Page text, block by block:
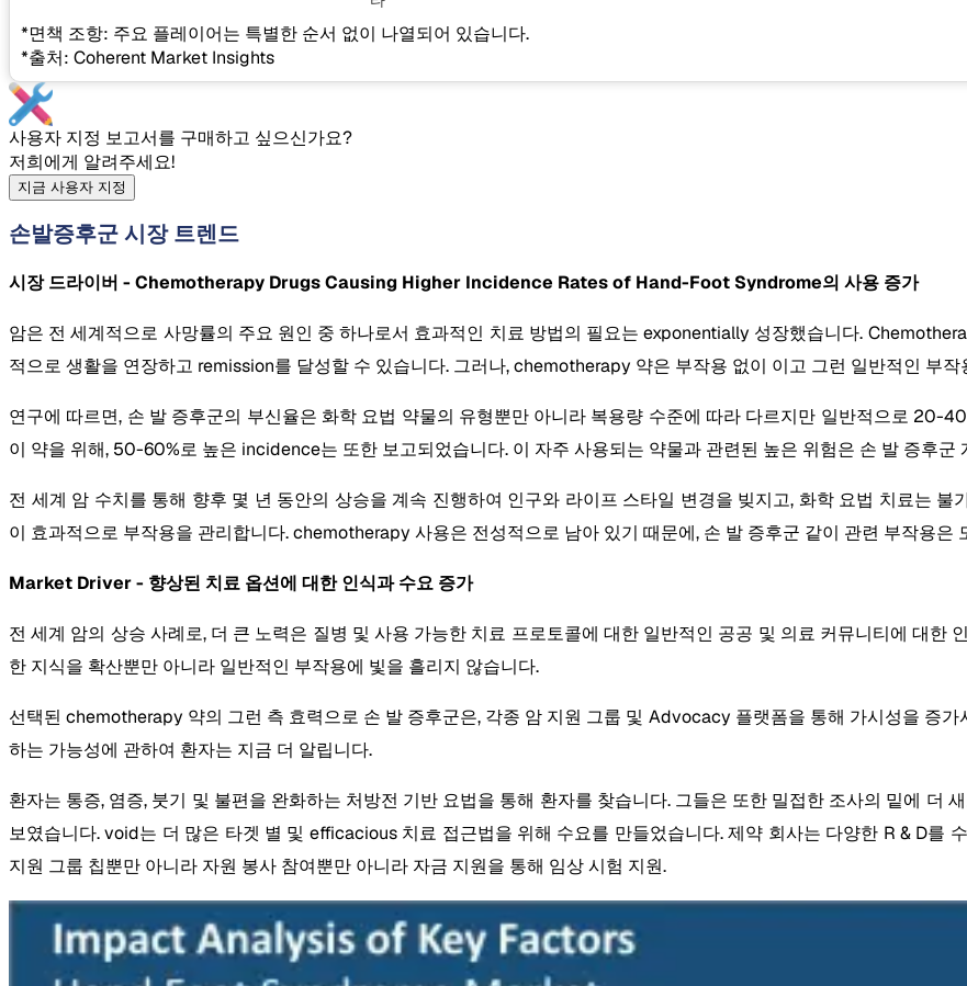
*면책 조항: 주요 플레이어는 특별한 순서 없이 나열되어 있습니다.
*출처: Coherent Market Insights
사용자 지정 보고서를 구매하고 싶으신가요?
저희에게 알려주세요!
지금 사용자 지정
손발증후군 시장 트렌드
시장 드라이버 - Chemotherapy Drugs Causing Higher Incidence Rates of Hand-Foot Syndrome의 사용 증가
암은 전 세계적으로 사망률의 주요 원인 중 하나로서 효과적인 치료 방법의 필요는 exponentially 성장했습니다.
적으로 생활을 연장하고 remission를 달성할 수 있습니다. 그러나, chemotherapy 약은 부작용 없이 이고 그런 일반적인 부작
연구에 따르면, 손 발 증후군의 부신율은 화학 요법 약물의 유형뿐만 아니라 복용량 수준에 따라 다르지만 일반적으로
이 약을 위해, 50-60%로 높은 incidence는 또한 보고되었습니다. 이 자주 사용되는 약물과 관련된 높은 위험은 손 발 증후군
전 세계 암 수치를 통해 향후 몇 년 동안의 상승을 계속 진행하여 인구와 라이프 스타일 변경을 빚지고, 화학 요법 치료는
이 효과적으로 부작용을 관리합니다. chemotherapy 사용은 전성적으로 남아 있기 때문에, 손 발 증후군 같이 관련 부작용은
Market Driver - 향상된 치료 옵션에 대한 인식과 수요 증가
전 세계 암의 상승 사례로, 더 큰 노력은 질병 및 사용 가능한 치료 프로토콜에 대한 일반적인 공공 및 의료 커뮤니티에 대한
한 지식을 확산뿐만 아니라 일반적인 부작용에 빛을 흘리지 않습니다.
선택된 chemotherapy 약의 그런 측 효력으로 손 발 증후군은, 각종 암 지원 그룹 및 Advocacy 플랫폼을 통해 가시성을 증
하는 가능성에 관하여 환자는 지금 더 알립니다.
환자는 통증, 염증, 붓기 및 불편을 완화하는 처방전 기반 요법을 통해 환자를 찾습니다. 그들은 또한 밀접한 조사의 밑에 더
보였습니다. void는 더 많은 타겟 별 및 efficacious 치료 접근법을 위해 수요를 만들었습니다. 제약 회사는 다양한 R & D를
지원 그룹 칩뿐만 아니라 자원 봉사 참여뿐만 아니라 자금 지원을 통해 임상 시험 지원.